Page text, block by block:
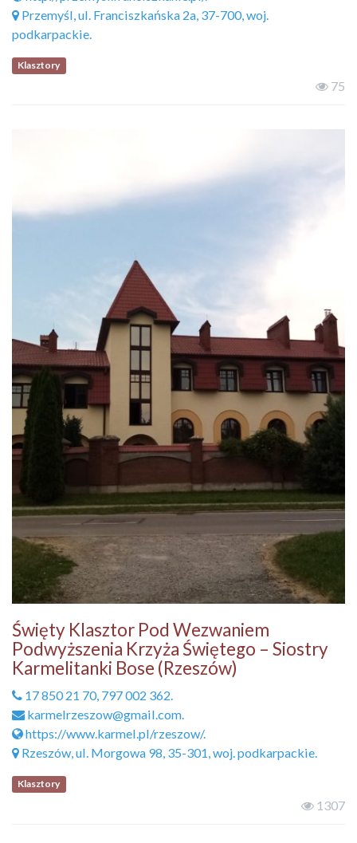
Przemyśl, ul. Franciszkańska 2a, 37-700, woj.
podkarpackie.
Klasztory
75
Święty Klasztor Pod Wezwaniem
Podwyższenia Krzyża Świętego – Siostry
Karmelitanki Bose (Rzeszów)
17 850 21 70, 797 002 362.
karmelrzeszow@gmail.com.
https://www.karmel.pl/rzeszow/.
Rzeszów, ul. Morgowa 98, 35-301, woj. podkarpackie.
Klasztory
1307